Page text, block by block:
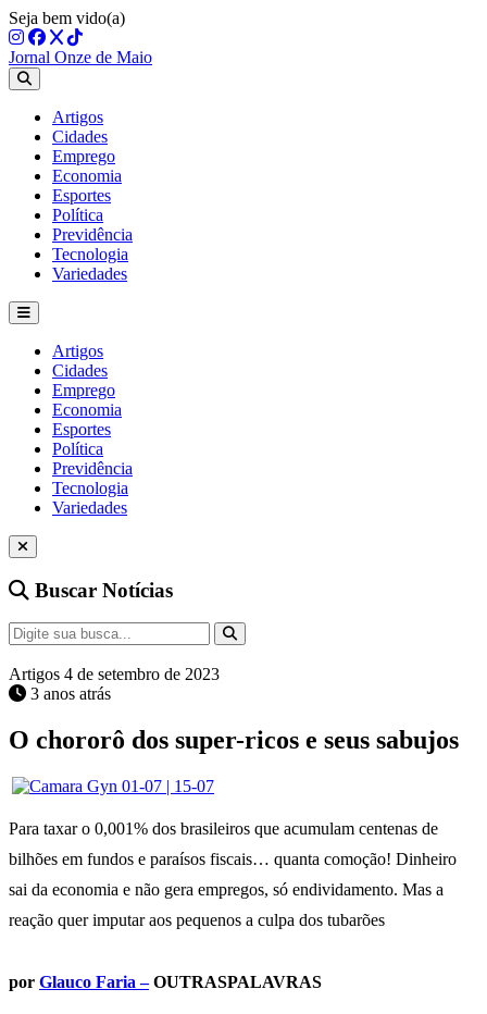
Seja bem vido(a)
Jornal Onze de Maio
Artigos
Cidades
Emprego
Economia
Esportes
Política
Previdência
Tecnologia
Variedades
Artigos
Cidades
Emprego
Economia
Esportes
Política
Previdência
Tecnologia
Variedades
Buscar Notícias
Artigos 4 de setembro de 2023
3 anos atrás
O chororô dos super-ricos e seus sabujos
Para taxar o 0,001% dos brasileiros que acumulam centenas de
bilhões em fundos e paraísos fiscais… quanta comoção! Dinheiro
sai da economia e não gera empregos, só endividamento. Mas a
reação quer imputar aos pequenos a culpa dos tubarões
por Glauco Faria –OUTRASPALAVRAS